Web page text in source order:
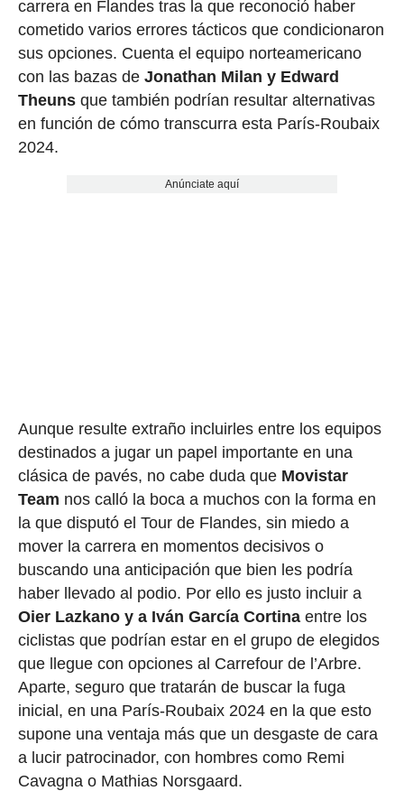
carrera en Flandes tras la que reconoció haber
cometido varios errores tácticos que condicionaron
sus opciones. Cuenta el equipo norteamericano
con las bazas de Jonathan Milan y Edward
Theunsque también podrían resultar alternativas
en función de cómo transcurra esta París-Roubaix
2024.
Anúnciate aquí
Aunque resulte extraño incluirles entre los equipos
destinados a jugar un papel importante en una
clásica de pavés, no cabe duda que Movistar
Team nos calló la boca a muchos con la forma en
la que disputó el Tour de Flandes, sin miedo a
mover la carrera en momentos decisivos o
buscando una anticipación que bien les podría
haber llevado al podio. Por ello es justo incluir a
Oier Lazkano y a Iván García Cortinaentre los
ciclistas que podrían estar en el grupo de elegidos
que llegue con opciones al Carrefour de l’Arbre.
Aparte, seguro que tratarán de buscar la fuga
inicial, en una París-Roubaix 2024 en la que esto
supone una ventaja más que un desgaste de cara
a lucir patrocinador, con hombres como Remi
Cavagna o Mathias Norsgaard.